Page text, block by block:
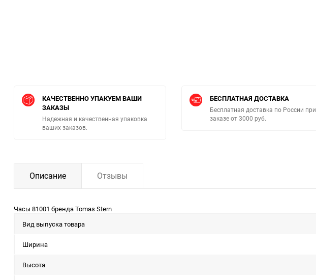
КАЧЕСТВЕННО УПАКУЕМ ВАШИ
ЗАКАЗЫ
Надежная и качественная упаковка
ваших заказов.
БЕСПЛАТНАЯ ДОСТАВКА
Бесплатная доставка по России при
заказе от 3000 руб.
Описание Отзывы
Часы 81001 бренда Tomas Stern
Вид выпуска товара
Ширина
Высота